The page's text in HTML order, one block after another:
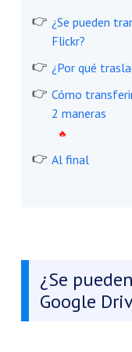
¿Se pueden
Flickr?
¿Por qué
Cómo
2 maneras
Al final
¿Se
Google